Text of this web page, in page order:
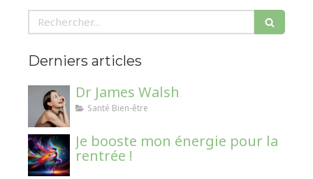
Rechercher
Derniers articles
Dr James Walsh
Santé Bien-être
Je booste mon énergie pour la
rentrée !